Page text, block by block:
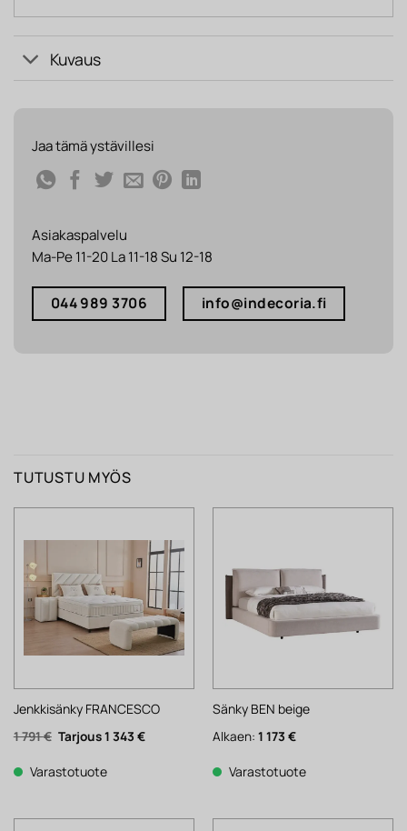
Kuvaus
Jaa tämä ystävillesi
Asiakaspalvelu
Ma-Pe 11-20 La 11-18 Su 12-18
044 989 3706 info@indecoria.fi
TUTUSTU MYÖS
Jenkkisänky FRANCESCO
1 791€ Alkuperäinen
hinta
1
791 €.
1 343 €Nykyinen
Varastotuote
Sänky BEN beige
Alkaen: 1 173 €
Varastotuote